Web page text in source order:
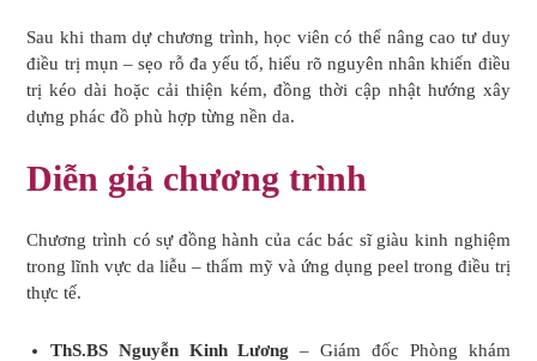
Sau khi tham dự chương trình, học viên có thể nâng cao tư duy
điều trị mụn – sẹo rỗ đa yếu tố, hiểu rõ nguyên nhân khiến điều
trị kéo dài hoặc cải thiện kém, đồng thời cập nhật hướng xây
dựng phác đồ phù hợp từng nền da.
Diễn giả chương trình
Chương trình có sự đồng hành của các bác sĩ giàu kinh nghiệm
trong lĩnh vực da liễu – thẩm mỹ và ứng dụng peel trong điều trị
thực tế.
ThS.BS Nguyễn Kinh Lương – Giám đốc Phòng khám